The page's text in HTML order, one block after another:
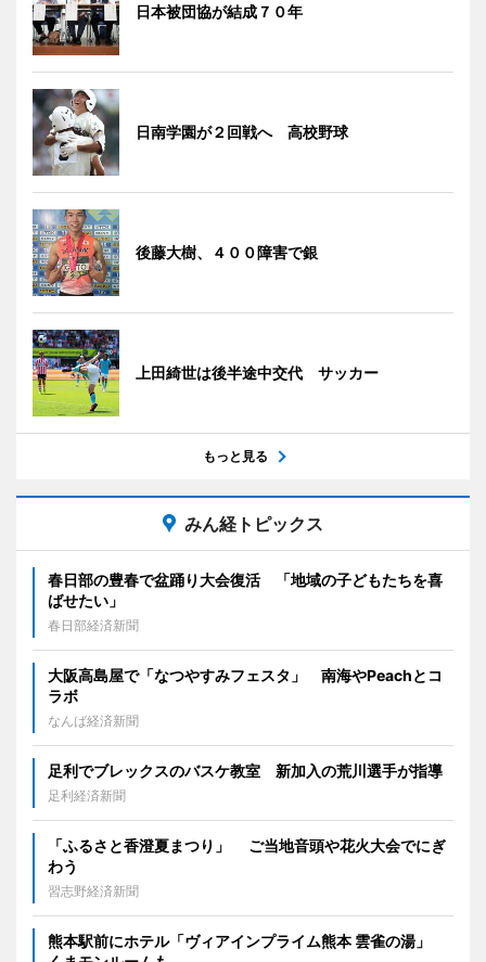
日本被団協が結成７０年
日南学園が２回戦へ 高校野球
後藤大樹、４００障害で銀
上田綺世は後半途中交代 サッカー
もっと見る
みん経トピックス
春日部の豊春で盆踊り大会復活 「地域の子どもたちを喜
ばせたい」
春日部経済新聞
大阪高島屋で「なつやすみフェスタ」 南海やPeachとコ
ラボ
なんば経済新聞
足利でブレックスのバスケ教室 新加入の荒川選手が指導
足利経済新聞
「ふるさと香澄夏まつり」 ご当地音頭や花火大会でにぎ
わう
習志野経済新聞
熊本駅前にホテル「ヴィアインプライム熊本 雲雀の湯」